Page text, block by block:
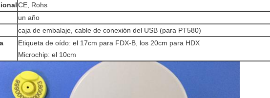
CE, Rohs
un año
caja de embalaje, cable de conexión del USB (para PT580)
Etiqueta de oído: el 17cm para FDX-B, los 20cm para HDX
Microchip: el 10cm